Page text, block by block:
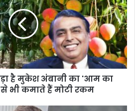
है मुकेश अंबानी का 'आम का
से भी कमाते हैं मोटी रकम